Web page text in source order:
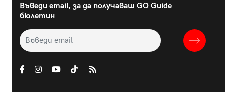
Въведи email, за да получаваш GO Guide
бюлетин